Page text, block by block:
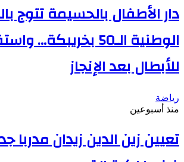
دار الأطفال بالحسيمة تتوج
الوطنية الـ50
للأبطال بعد الإنجاز
رياضة
منذ أسبوعين
تعيين زين الدين زيدان مدربا